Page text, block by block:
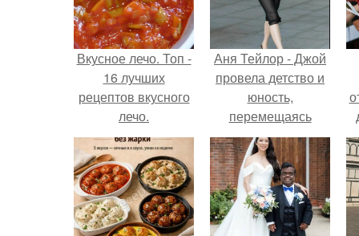
Вкусное лечо. Топ -
16 лучших
рецептов вкусного
лечо.
Аня Тейлор - Джой
провела детство и
юность,
перемещаясь
между двумя
совершенно
разными
культурами -
Аргентиной и
Великобританией.